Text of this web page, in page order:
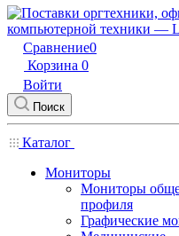
Сравнение0
Корзина 0
Войти
Поиск
Каталог
Мониторы
Мониторы
профиля
Графические